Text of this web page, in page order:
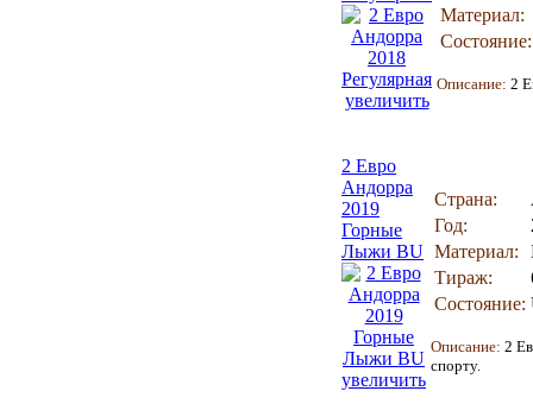
увеличить
Материал:
Состояние:
Описание: 2
2 Евро
Андорра
2019
Горные
Лыжи BU
увеличить
Страна:
Год:
Материал:
Тираж:
Состояние:
Описание: 2
спорту.